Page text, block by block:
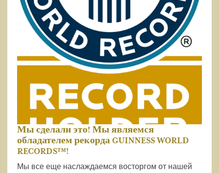
Мы сделали это! Мы являемся
обладателем рекорда GUINNESS WORLD
RECORDS™!
Мы все еще наслаждаемся восторгом от нашей